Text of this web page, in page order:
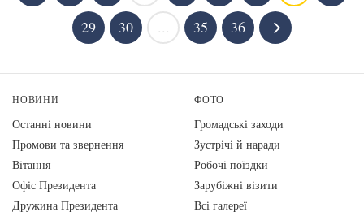
29
30 35 36
НОВИНИ
Останні новини
Промови та звернення
Вiтання
Офіс Президента
Дружина Президента
ФОТО
Громадські заходи
Зустрічі й наради
Робочі поїздки
Зарубіжні візити
Всі галереї